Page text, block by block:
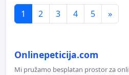
1 2 3 4 5 »
Onlinepeticija.com
Mi pružamo besplatan prostor za